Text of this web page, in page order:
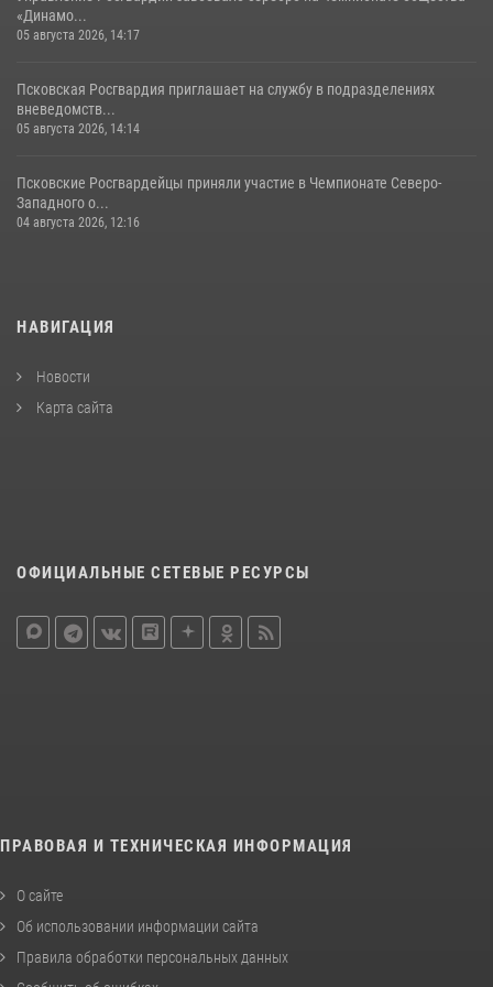
«Динамо...
05 августа 2026, 14:17
Псковская Росгвардия приглашает на службу в подразделениях
вневедомств...
05 августа 2026, 14:14
Псковские Росгвардейцы приняли участие в Чемпионате Северо-
Западного о...
04 августа 2026, 12:16
НАВИГАЦИЯ
Новости
Карта сайта
ОФИЦИАЛЬНЫЕ СЕТЕВЫЕ РЕСУРСЫ
ПРАВОВАЯ И ТЕХНИЧЕСКАЯ ИНФОРМАЦИЯ
О сайте
Об использовании информации сайта
Правила обработки персональных данных